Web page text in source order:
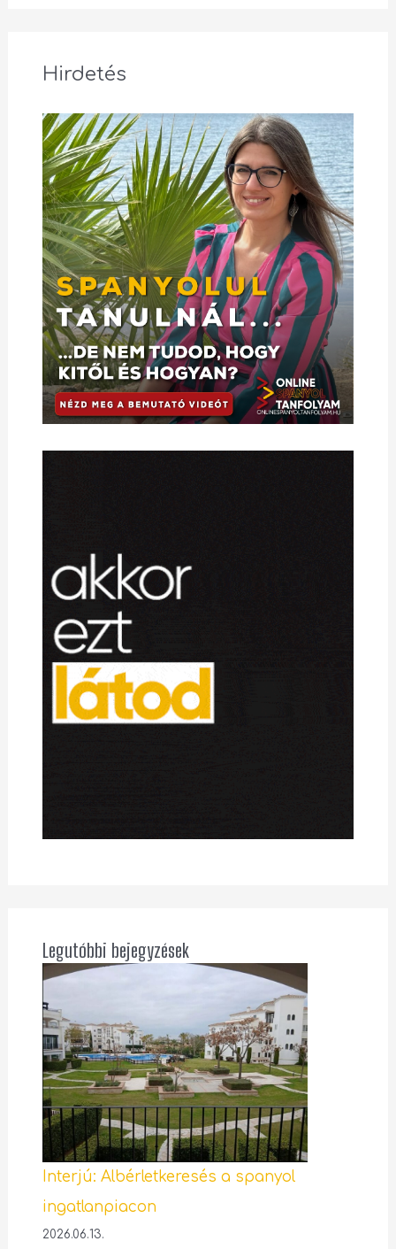
Hirdetés
Legutóbbi bejegyzések
Interjú: Albérletkeresés a spanyol
ingatlanpiacon
2026.06.13.